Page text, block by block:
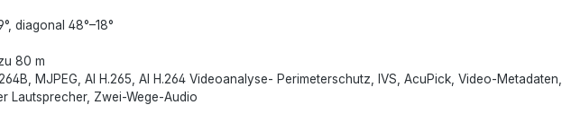
diagonal 48°–18°
80 m
MJPEG, AI H.265, AI H.264 Videoanalyse- Perimeterschutz, IVS, AcuPick, Video-
Lautsprecher, Zwei-Wege-Audio